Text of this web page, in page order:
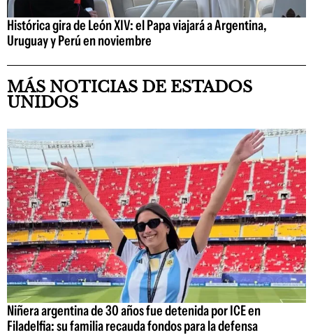
Histórica gira de León XIV: el Papa viajará a Argentina,
Uruguay y Perú en noviembre
MÁS NOTICIAS DE ESTADOS
UNIDOS
Niñera argentina de 30 años fue detenida por ICE en
Filadelfia: su familia recauda fondos para la defensa